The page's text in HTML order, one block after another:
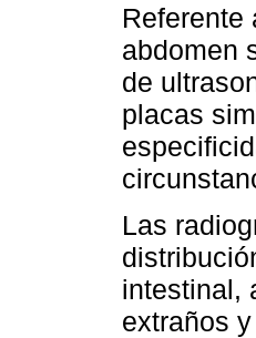
Referente
abdomen
de
placas
Las
intestinal,
extraños